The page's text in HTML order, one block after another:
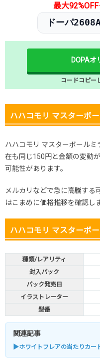
最大
ドーパ
DOPAオ
コードコピー
ハハコモリ マスターボ
ハハコモリ マスターボール
在も同じ150円と金額の変動
可能性があります。
メルカリなどで急に高騰する
はこまめに価格推移を確認し
ハハコモリ マスターボ
種類/レアリティ
封入パック
パック発売日
イラストレーター
型番
関連記事
▶ホワイトフレアの当たりカー